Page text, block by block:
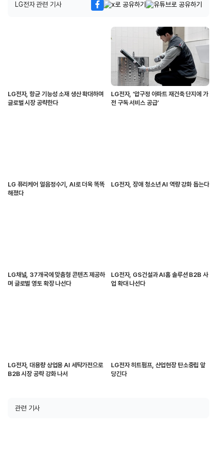
LG전자 관련 기사
LG전자, 항균 기능성 소재 생산 확대하며
글로벌 시장 공략한다
LG전자, ‘압구정 아파트 재건축 단지에 가
전 구독 서비스 공급’
LG 퓨리케어 얼음정수기, AI로 더욱 똑똑
해졌다
LG전자, 장애 청소년 AI 역량 강화 돕는다
LG채널, 37개국에 맞춤형 콘텐츠 제공하
며 글로벌 영토 확장 나선다
LG전자, GS건설과 AI홈 솔루션 B2B 사
업 확대 나선다
LG전자, 대용량 상업용 AI 세탁가전으로
B2B 시장 공략 강화 나서
LG전자 히트펌프, 산업현장 탄소중립 앞
당긴다
관련 기사